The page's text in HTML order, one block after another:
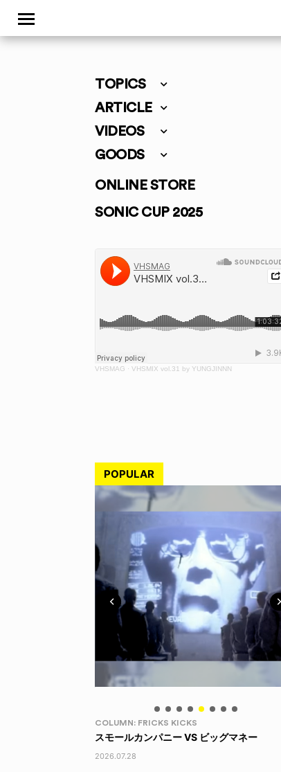
TOPICS
ARTICLE
VIDEOS
GOODS
ONLINE STORE
SONIC CUP 2025
VHSMAG · VHSMIX vol.31 by YUNGJINNN
POPULAR
LIFE HACK
150 WALLET
2026.07.28